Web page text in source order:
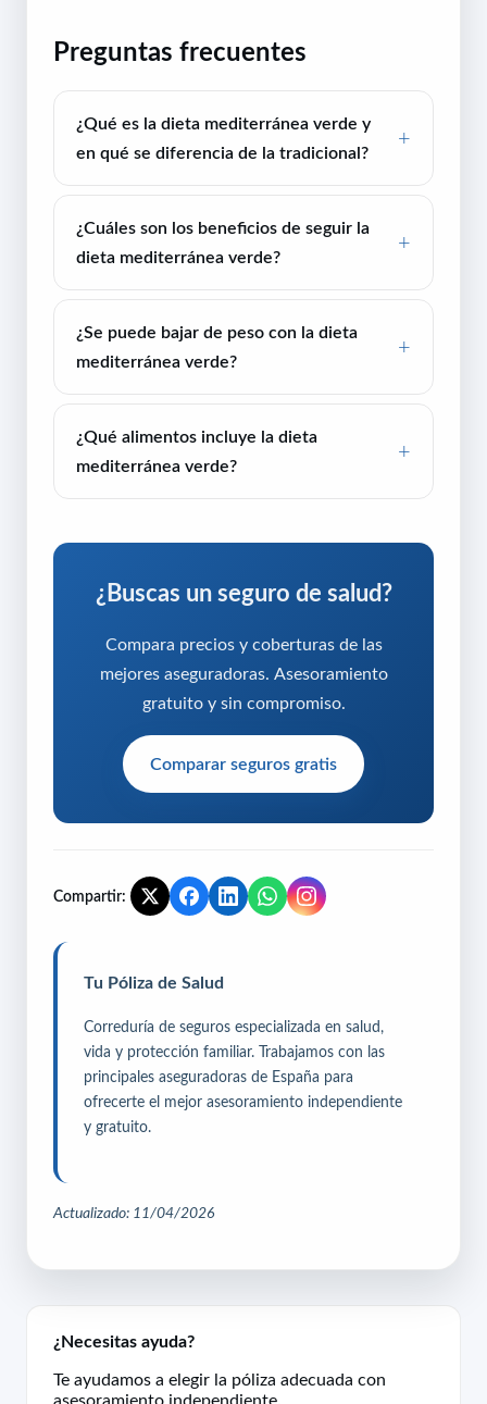
Preguntas frecuentes
¿Qué es la dieta mediterránea verde y
en qué se diferencia de la tradicional?
¿Cuáles son los beneficios de seguir la
dieta mediterránea verde?
¿Se puede bajar de peso con la dieta
mediterránea verde?
¿Qué alimentos incluye la dieta
mediterránea verde?
¿Buscas un seguro de salud?
Compara precios y coberturas de las
mejores aseguradoras. Asesoramiento
gratuito y sin compromiso.
Comparar seguros gratis
Compartir:
Tu Póliza de Salud
Correduría de seguros especializada en salud,
vida y protección familiar. Trabajamos con las
principales aseguradoras de España para
ofrecerte el mejor asesoramiento independiente
y gratuito.
Actualizado: 11/04/2026
¿Necesitas ayuda?
Te ayudamos a elegir la póliza adecuada con
asesoramiento independiente.